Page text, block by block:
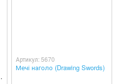
Артикул: 5670
Мечі наголо (Drawing Swords)